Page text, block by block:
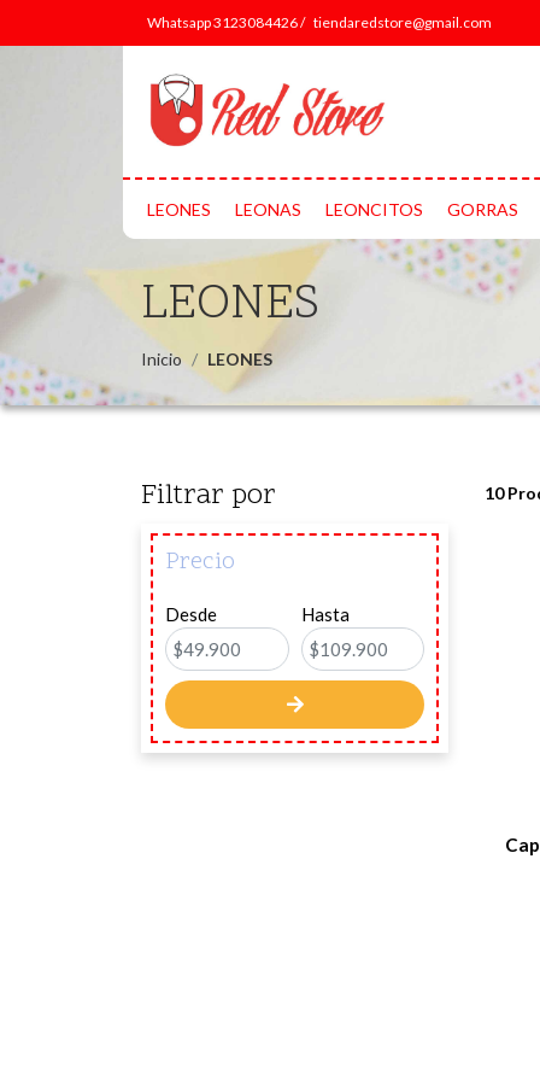
Whatsapp 3123084426 / tiendaredstore@gmail.com
LEONES LEONAS LEONCITOS GORRAS
LEONES
Inicio LEONES
Filtrar por
Precio
Desde Hasta
10